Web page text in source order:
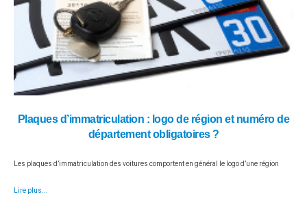
Plaques d’immatriculation : logo de région et numéro de
département obligatoires ?
Les plaques d’immatriculation des voitures comportent en général le logo d’une région
Lire plus...